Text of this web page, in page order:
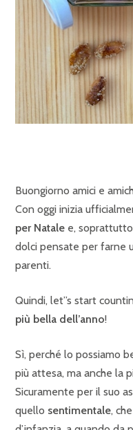
Buongiorno amici e
Con oggi inizia
per Natale e,
dolci pensate per farne
parenti.
Quindi, let”s start
più bella dell’anno!
Sì, perché lo possiamo
più attesa, ma anche la
Sicuramente per il suo
quello sentimentale,